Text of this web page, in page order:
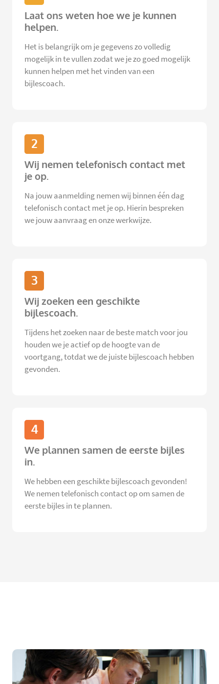
Laat ons weten hoe we je kunnen
helpen.
Het is belangrijk om je gegevens zo volledig
mogelijk in te vullen zodat we je zo goed mogelijk
kunnen helpen met het vinden van een
bijlescoach.
2
Wij nemen telefonisch contact met
je op.
Na jouw aanmelding nemen wij binnen één dag
telefonisch contact met je op. Hierin bespreken
we jouw aanvraag en onze werkwijze.
3
Wij zoeken een geschikte
bijlescoach.
Tijdens het zoeken naar de beste match voor jou
houden we je actief op de hoogte van de
voortgang, totdat we de juiste bijlescoach hebben
gevonden.
4
We plannen samen de eerste bijles
in.
We hebben een geschikte bijlescoach gevonden!
We nemen telefonisch contact op om samen de
eerste bijles in te plannen.